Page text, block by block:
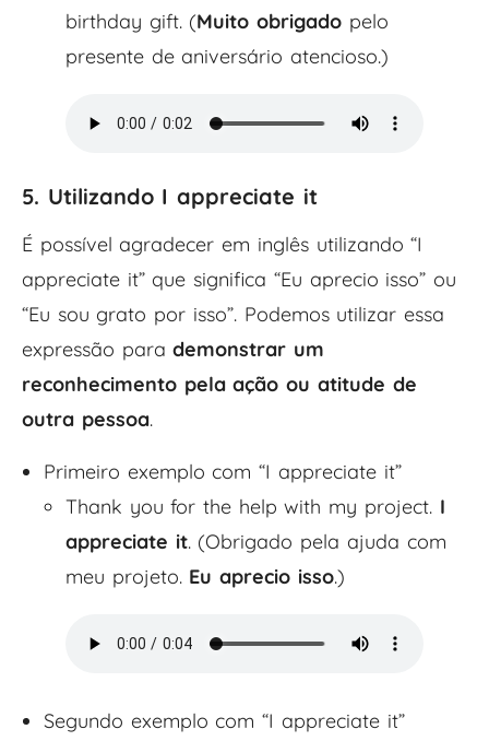
birthday gift. (Muito obrigado pelo
presente de aniversário atencioso.)
5. Utilizando I appreciate it
É possível agradecer em inglês utilizando “I
appreciate it” que significa “Eu aprecio isso” ou
“Eu sou grato por isso”. Podemos utilizar essa
expressão para demonstrar um
reconhecimento pela ação ou atitude de
outra pessoa.
Primeiro exemplo com “I appreciate it”
Thank you for the help with my project.I
appreciate it. (Obrigado pela ajuda com
meu projeto. Eu aprecio isso.)
Segundo exemplo com “I appreciate it”